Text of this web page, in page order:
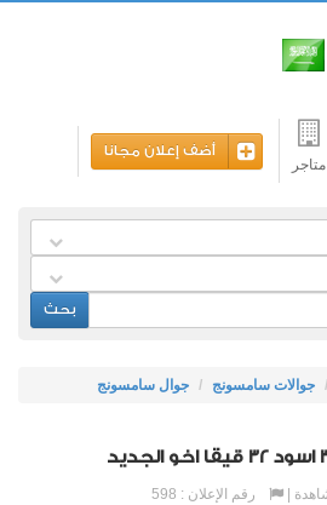
متاجر
أضف إعلان مجانا
بحث
جوالات سامسونج جوال سامسونج
رقم الإعلان : 598